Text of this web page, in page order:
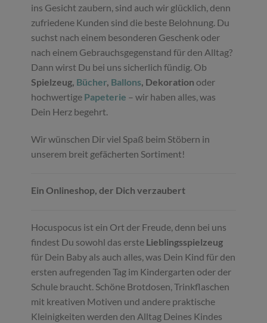
ins Gesicht zaubern, sind auch wir glücklich, denn
zufriedene Kunden sind die beste Belohnung. Du
suchst nach einem besonderen Geschenk oder
nach einem Gebrauchsgegenstand für den Alltag?
Dann wirst Du bei uns sicherlich fündig. Ob
Spielzeug, Bücher, Ballons, Dekoration oder
hochwertige Papeterie – wir haben alles, was
Dein Herz begehrt.
Wir wünschen Dir viel Spaß beim Stöbern in
unserem breit gefächerten Sortiment!
Ein Onlineshop, der Dich verzaubert
Hocuspocus ist ein Ort der Freude, denn bei uns
findest Du sowohl das erste Lieblingsspielzeug
für Dein Baby als auch alles, was Dein Kind für den
ersten aufregenden Tag im Kindergarten oder der
Schule braucht. Schöne Brotdosen, Trinkflaschen
mit kreativen Motiven und andere praktische
Kleinigkeiten werden den Alltag Deines Kindes